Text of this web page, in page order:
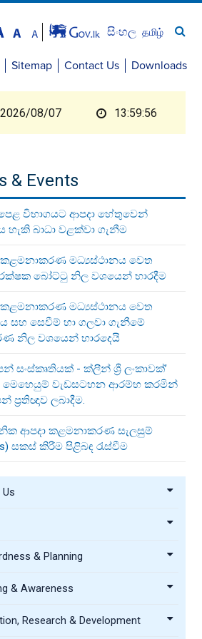
සිංහල தமிழ்
Sitemap Contact Us Downloads
2026/08/07 13:59:57
& Events
විභාගයට ආපදා හේතුවෙන්
හැකි බාධා වළක්වා ගැනීම
කළමනාකරණ මධ්‍යස්ථානය වෙත
බෝට්ටු නිල වශයෙන් භාරදීම
කළමනාකරණ මධ්‍යස්ථානය වෙත
සහ සෙවීම් හා ගලවා ගැනීමේ
නිල වශයෙන් භාරදෙයි
සංස්කෘතියක් - ක්ලීන් ශ්‍රී ලංකාවක්’
මෙහෙයුම් වැඩසටහන ආරම්භ කරමින්
ප්‍රතිඥාව ලබාදීම.
ආපදා කළමනාකරණ සැලසුම්
සකස් කිරීම පිළිබඳ රැස්වීම
& Planning
& Awareness
Research & Development